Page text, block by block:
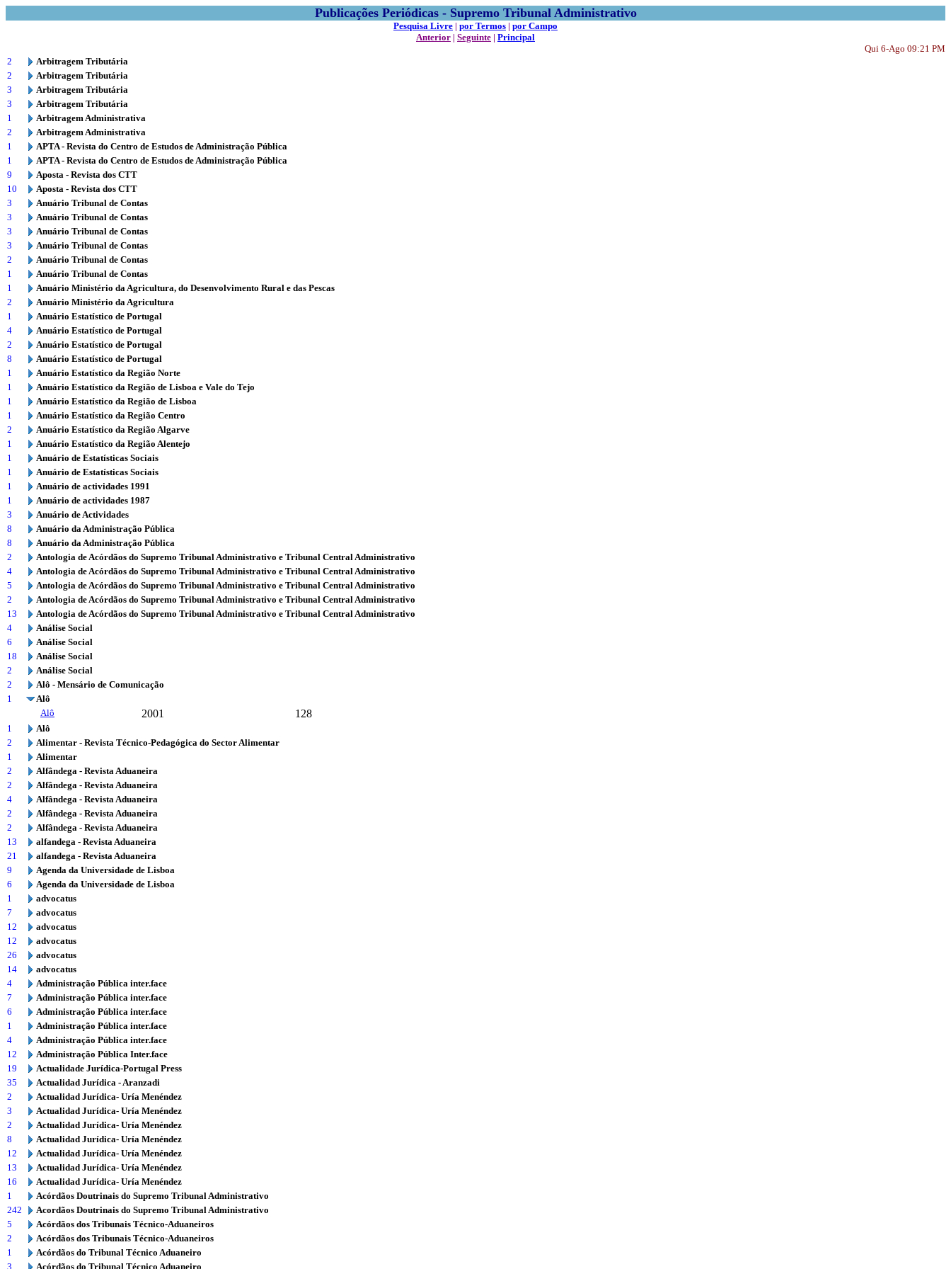
Publicações Periódicas - Supremo Tribunal Administrativo
Pesquisa Livre | por Termos | por Campo
Anterior | Seguinte | Principal
Qui 6-Ago 09:21 PM
2
Arbitragem Tributária
2
Arbitragem Tributária
3
Arbitragem Tributária
3
Arbitragem Tributária
1
Arbitragem Administrativa
2
Arbitragem Administrativa
1
APTA - Revista do Centro de Estudos de Administração Pública
1
APTA - Revista do Centro de Estudos de Administração Pública
9
Aposta - Revista dos CTT
10
Aposta - Revista dos CTT
3
Anuário Tribunal de Contas
3
Anuário Tribunal de Contas
3
Anuário Tribunal de Contas
3
Anuário Tribunal de Contas
2
Anuário Tribunal de Contas
1
Anuário Tribunal de Contas
1
Anuário Ministério da Agricultura, do Desenvolvimento Rural e das Pescas
2
Anuário Ministério da Agricultura
1
Anuário Estatístico de Portugal
4
Anuário Estatístico de Portugal
2
Anuário Estatístico de Portugal
8
Anuário Estatístico de Portugal
1
Anuário Estatístico da Região Norte
1
Anuário Estatístico da Região de Lisboa e Vale do Tejo
1
Anuário Estatístico da Região de Lisboa
1
Anuário Estatístico da Região Centro
2
Anuário Estatístico da Região Algarve
1
Anuário Estatístico da Região Alentejo
1
Anuário de Estatísticas Sociais
1
Anuário de Estatísticas Sociais
1
Anuário de actividades 1991
1
Anuário de actividades 1987
3
Anuário de Actividades
8
Anuário da Administração Pública
8
Anuário da Administração Pública
2
Antologia de Acórdãos do Supremo Tribunal Administrativo e Tribunal Central Administrativo
4
Antologia de Acórdãos do Supremo Tribunal Administrativo e Tribunal Central Administrativo
5
Antologia de Acórdãos do Supremo Tribunal Administrativo e Tribunal Central Administrativo
2
Antologia de Acórdãos do Supremo Tribunal Administrativo e Tribunal Central Administrativo
13
Antologia de Acórdãos do Supremo Tribunal Administrativo e Tribunal Central Administrativo
4
Análise Social
6
Análise Social
18
Análise Social
2
Análise Social
2
Alô - Mensário de Comunicação
1
Alô
Alô
2001 128
1
Alô
2
Alimentar - Revista Técnico-Pedagógica do Sector Alimentar
1
Alimentar
2
Alfândega - Revista Aduaneira
2
Alfândega - Revista Aduaneira
4
Alfândega - Revista Aduaneira
2
Alfândega - Revista Aduaneira
2
Alfândega - Revista Aduaneira
13
alfandega - Revista Aduaneira
21
alfandega - Revista Aduaneira
9
Agenda da Universidade de Lisboa
6
Agenda da Universidade de Lisboa
1
advocatus
7
advocatus
12
advocatus
12
advocatus
26
advocatus
14
advocatus
4
Administração Pública inter.face
7
Administração Pública inter.face
6
Administração Pública inter.face
1
Administração Pública inter.face
4
Administração Pública inter.face
12
Administração Pública Inter.face
19
Actualidade Jurídica-Portugal Press
35
Actualidad Jurídica - Aranzadi
2
Actualidad Jurídica- Uría Menéndez
3
Actualidad Jurídica- Uría Menéndez
2
Actualidad Jurídica- Uría Menéndez
8
Actualidad Jurídica- Uría Menéndez
12
Actualidad Jurídica- Uría Menéndez
13
Actualidad Jurídica- Uría Menéndez
16
Actualidad Jurídica- Uría Menéndez
1
Acórdãos Doutrinais do Supremo Tribunal Administrativo
242
Acordãos Doutrinais do Supremo Tribunal Administrativo
5
Acórdãos dos Tribunais Técnico-Aduaneiros
2
Acórdãos dos Tribunais Técnico-Aduaneiros
1
Acórdãos do Tribunal Técnico Aduaneiro
3
Acórdãos do Tribunal Técnico Aduaneiro